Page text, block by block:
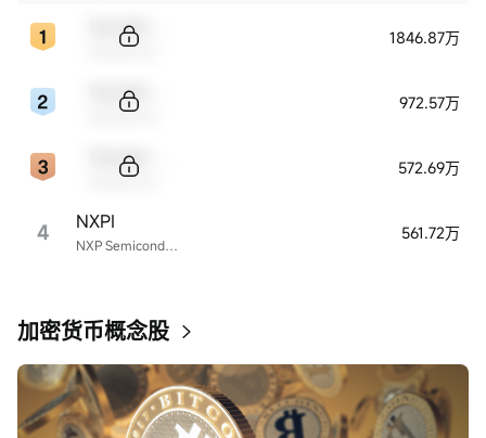
1846.87万
972.57万
572.69万
4 NXP Semiconductors
NXPI 561.72万
加密货币概念股